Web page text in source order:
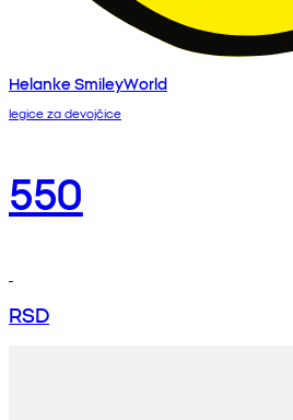
Helanke SmileyWorld
legice za devojčice
550
RSD